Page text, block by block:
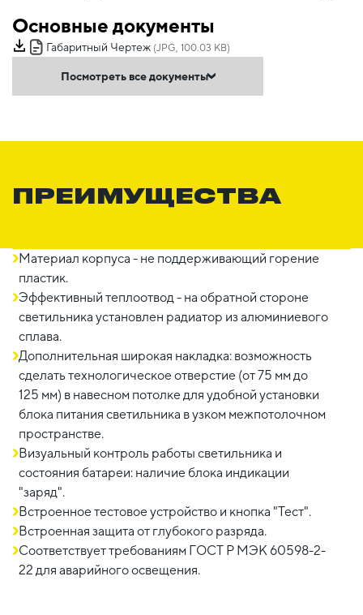
Основные документы
Габаритный Чертеж (JPG, 100.03 KB)
Посмотреть все документы
ПРЕИМУЩЕСТВА
Материал корпуса - не поддерживающий горение
пластик.
Эффективный теплоотвод - на обратной стороне
светильника установлен радиатор из алюминиевого
сплава.
Дополнительная широкая накладка: возможность
сделать технологическое отверстие (от 75 мм до
125 мм) в навесном потолке для удобной установки
блока питания светильника в узком межпотолочном
пространстве.
Визуальный контроль работы светильника и
состояния батареи: наличие блока индикации
"заряд".
Встроенное тестовое устройство и кнопка "Тест".
Встроенная защита от глубокого разряда.
Соответствует требованиям ГОСТ Р МЭК 60598-2-
22 для аварийного освещения.